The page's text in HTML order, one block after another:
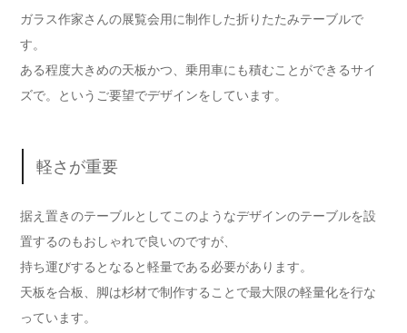
ガラス作家さんの展覧会用に制作した折りたたみテーブルで
す。
ある程度大きめの天板かつ、乗用車にも積むことができるサイ
ズで。というご要望でデザインをしています。
軽さが重要
据え置きのテーブルとしてこのようなデザインのテーブルを設
置するのもおしゃれで良いのですが、
持ち運びするとなると軽量である必要があります。
天板を合板、脚は杉材で制作することで最大限の軽量化を行な
っています。